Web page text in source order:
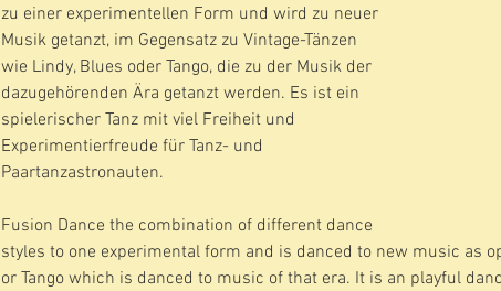
zu einer experimentellen Form und wird zu neuer
Musik getanzt, im Gegensatz zu Vintage-Tänzen
wie Lindy, Blues oder Tango, die zu der Musik der
dazugehörenden Ära getanzt werden. Es ist ein
spielerischer Tanz mit viel Freiheit und
Experimentierfreude für Tanz- und
Paartanzastronauten.
Fusion Dance the combination of different dance
styles to one experimental form and is danced to new music as
or Tango which is danced to music of that era. It is an playful